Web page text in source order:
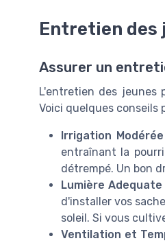
Entretien des
Assurer un
L'entretien des jeunes
Voici quelques conseils
Irrigation
entraînant la
détrempé. Un bon
Lumière Adequate
d'installer vos
soleil. Si vous
Ventilation et